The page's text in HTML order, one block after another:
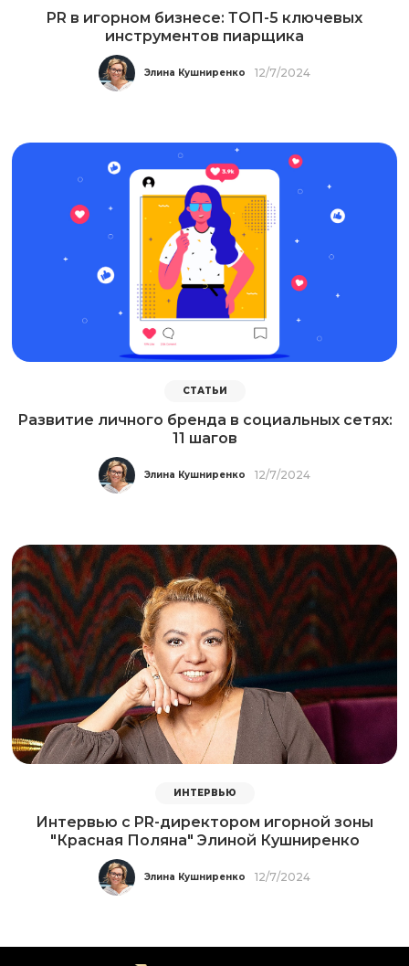
PR в игорном бизнесе: ТОП-5 ключевых
инструментов пиарщика
12/7/2024
Элина Кушниренко
СТАТЬИ
Развитие личного бренда в социальных сетях:
11 шагов
12/7/2024
Элина Кушниренко
ИНТЕРВЬЮ
Интервью с PR-директором игорной зоны
"Красная Поляна" Элиной Кушниренко
12/7/2024
Элина Кушниренко